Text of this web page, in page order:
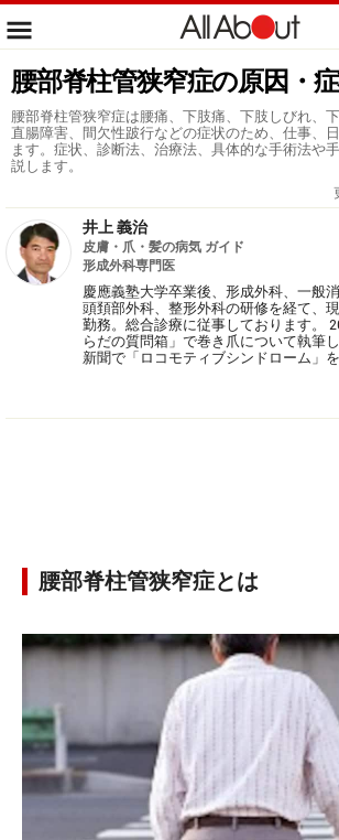
腰部脊柱管狭窄症の原因・
腰部脊柱管狭窄症は腰痛、下肢痛、下肢しびれ、
直腸障害、間欠性跛行などの症状のため、仕事、
ます。症状、診断法、治療法、具体的な手術法や
説します。
井上 義治
皮膚・爪・髪の病気 ガイド
形成外科専門医
慶應義塾大学卒業後、形成外科、一般
頭頚部外科、整形外科の研修を経て、
勤務。総合診療に従事しております。
らだの質問箱」で巻き爪について執筆
新聞で「ロコモティブシンドローム」
腰部脊柱管狭窄症とは